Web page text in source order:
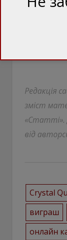
Редакція
зміст
«Статті».
від
Crystal
виграш
онлайн